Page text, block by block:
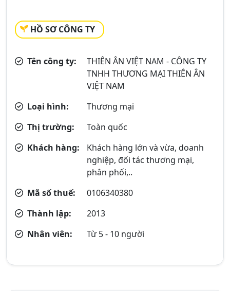
HỒ SƠ CÔNG TY
Tên công ty:
THIÊN ÂN VIỆT NAM - CÔNG TY
TNHH THƯƠNG MẠI THIÊN ÂN
VIỆT NAM
Loại hình:
Thương mại
Thị trường:
Toàn quốc
Khách hàng:
Khách hàng lớn và vừa, doanh
nghiệp, đối tác thương mại,
phân phối,..
Mã số thuế:
0106340380
Thành lập:
2013
Nhân viên:
Từ 5 - 10 người